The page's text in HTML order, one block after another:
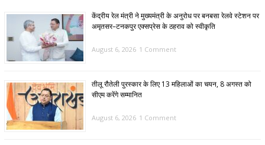
केंद्रीय रेल मंत्री ने मुख्यमंत्री के अनुरोध पर बनबसा रेलवे स्टेशन पर
अमृतसर–टनकपुर एक्सप्रेस के ठहराव को स्वीकृति
August 6, 2026 1 Comment
तीलू रौतेली पुरस्कार के लिए 13 महिलाओं का चयन, 8 अगस्त को
सीएम करेंगे सम्मानित
August 6, 2026 1 Comment